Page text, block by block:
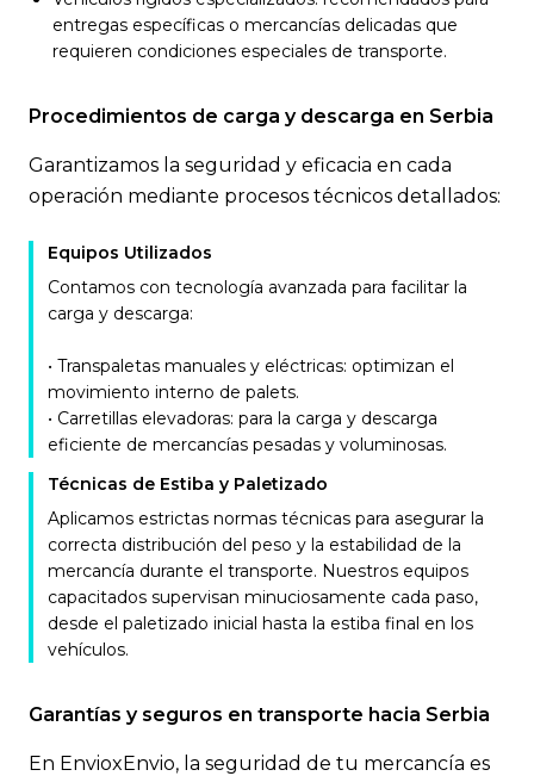
entregas específicas o mercancías delicadas que
requieren condiciones especiales de transporte.
Procedimientos de carga y descarga en Serbia
Garantizamos la seguridad y eficacia en cada
operación mediante procesos técnicos detallados:
Equipos Utilizados
Contamos con tecnología avanzada para facilitar la
carga y descarga:
• Transpaletas manuales y eléctricas: optimizan el
movimiento interno de palets.
• Carretillas elevadoras: para la carga y descarga
eficiente de mercancías pesadas y voluminosas.
Técnicas de Estiba y Paletizado
Aplicamos estrictas normas técnicas para asegurar la
correcta distribución del peso y la estabilidad de la
mercancía durante el transporte. Nuestros equipos
capacitados supervisan minuciosamente cada paso,
desde el paletizado inicial hasta la estiba final en los
vehículos.
Garantías y seguros en transporte hacia Serbia
En EnvioxEnvio, la seguridad de tu mercancía es